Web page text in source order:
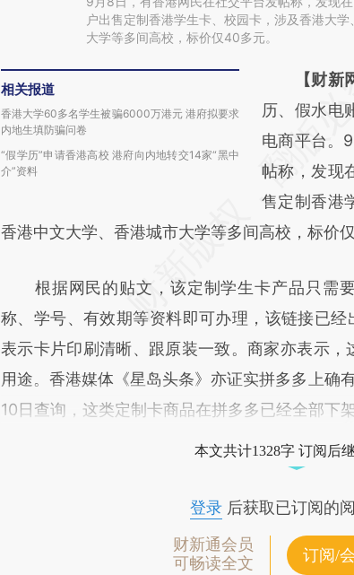
户出售定制香港学生卡、校园卡，涉及香港大
大学等多间高校，标价仅40多元。
相关报道
香港大学60多名学生被骗6000万港元 港府拟要求
内地生填防骗问卷
“假学历”申请香港高校 港府向内地转交14家“黑中
介”资料
请务必在
AI
[https://
(https://
成，可能与
新观点和立
【财新
历、假水电
电商平台。
帖称，发现
售定制香港
香港中文大学、香港城市大学等多间高校，标价
根据网民的贴文，该定制学生卡产品只需要
称、学号、有效期等资料即可办理，该链接已
表示卡片印刷清晰、跟原装一致。商家亦表示
用途。香港媒体《星岛头条》亦证实拼多多上确
10日查询，这类定制卡商品在拼多多已经全部下架
本文共计1328字 订阅后
登录后获取已订阅的
财新通会员
可畅读全文
订阅/